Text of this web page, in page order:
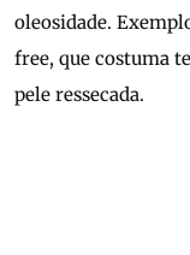
oleosidade.
free, que costuma
pele ressecada.